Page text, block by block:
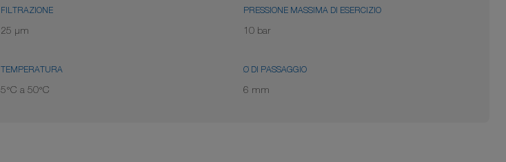
FILTRAZIONE
25 μm
PRESSIONE MASSIMA DI ESERCIZIO
10 bar
TEMPERATURA
5°C a 50°C
Ø DI PASSAGGIO
6 mm